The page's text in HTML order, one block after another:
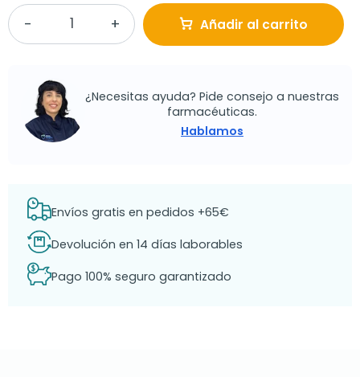
Añadir al carrito
¿Necesitas ayuda? Pide consejo a nuestras
farmacéuticas.
Hablamos
Envíos gratis en pedidos +65€
Devolución en 14 días laborables
Pago 100% seguro garantizado